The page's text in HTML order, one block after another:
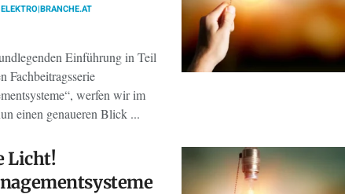
Einführung in Teil
Fachbeitragsserie
werfen wir im
einen genaueren Blick ...
Licht!